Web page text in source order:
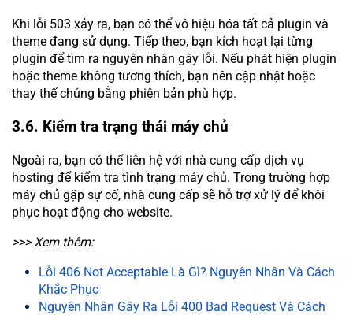
Khi lỗi 503 xảy ra, bạn có thể vô hiệu hóa tất cả plugin và
theme đang sử dụng. Tiếp theo, bạn kích hoạt lại từng
plugin để tìm ra nguyên nhân gây lỗi. Nếu phát hiện plugin
hoặc theme không tương thích, bạn nên cập nhật hoặc
thay thế chúng bằng phiên bản phù hợp.
3.6. Kiểm tra trạng thái máy chủ
Ngoài ra, bạn có thể liên hệ với nhà cung cấp dịch vụ
hosting để kiểm tra tình trạng máy chủ. Trong trường hợp
máy chủ gặp sự cố, nhà cung cấp sẽ hỗ trợ xử lý để khôi
phục hoạt động cho website.
>>> Xem thêm:
Lỗi 406 Not Acceptable Là Gì? Nguyên Nhân Và Cách
Khắc Phục
Nguyên Nhân Gây Ra Lỗi 400 Bad Request Và Cách